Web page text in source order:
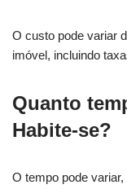
O custo pode variar
imóvel, incluindo
Quanto
Habite-se?
O tempo pode